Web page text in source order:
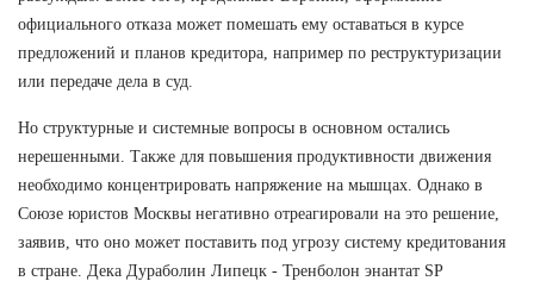
официального отказа может помешать ему оставаться в курсе
предложений и планов кредитора, например по реструктуризации
или передаче дела в суд.
Но структурные и системные вопросы в основном остались
нерешенными. Также для повышения продуктивности движения
необходимо концентрировать напряжение на мышцах. Однако в
Союзе юристов Москвы негативно отреагировали на это решение,
заявив, что оно может поставить под угрозу систему кредитования
в стране. Дека Дураболин Липецк - Тренболон энантат SP